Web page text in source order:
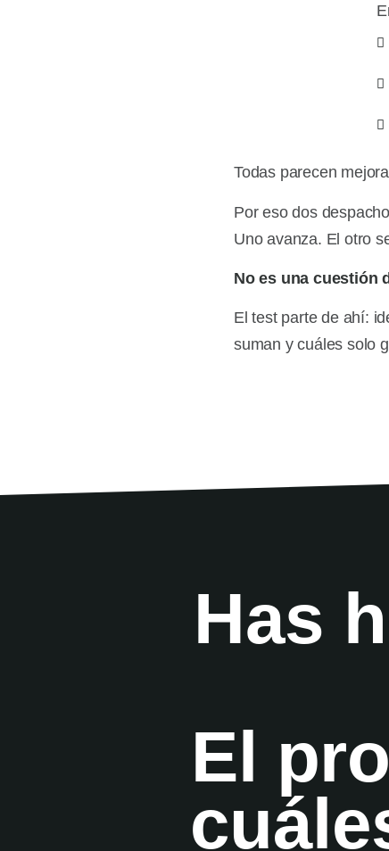
Todas parecen
Por eso dos
Uno avanza. El otro
No es una cuestión
El test parte de ahí:
suman y cuáles solo
Has
El